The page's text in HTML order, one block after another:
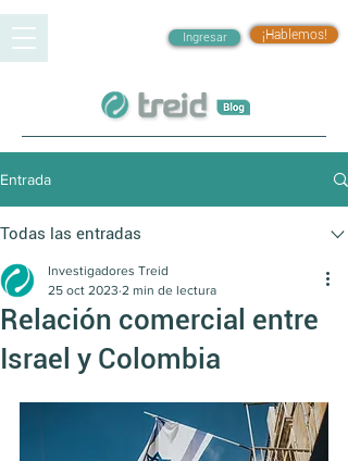
¡Hablemos!
Ingresar
Entrada
Todas las entradas
Relación comercial entre
Israel y Colombia
Investigadores Treid
25 oct 2023 2 min de lectura